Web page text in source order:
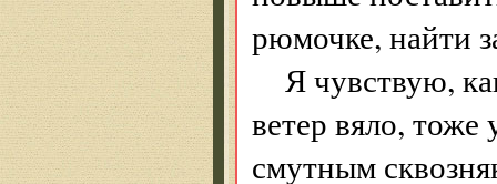
рюмочке, найти
Я чувствую,
ветер вяло,
смутным